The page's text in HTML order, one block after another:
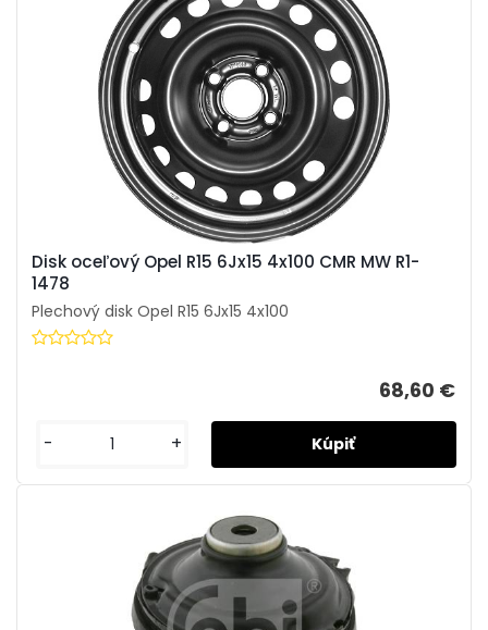
Disk oceľový Opel R15 6Jx15 4x100 CMR MW R1-
1478
Plechový disk Opel R15 6Jx15 4x100
68,60 €
- +